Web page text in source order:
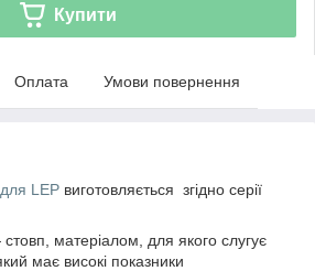
Купити
Оплата Умови повернення
для LEP виготовляється згідно серії
матеріалом, для якого слугує
має високі показники